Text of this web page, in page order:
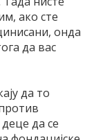
ако сте
онда
да вас
да то
да се